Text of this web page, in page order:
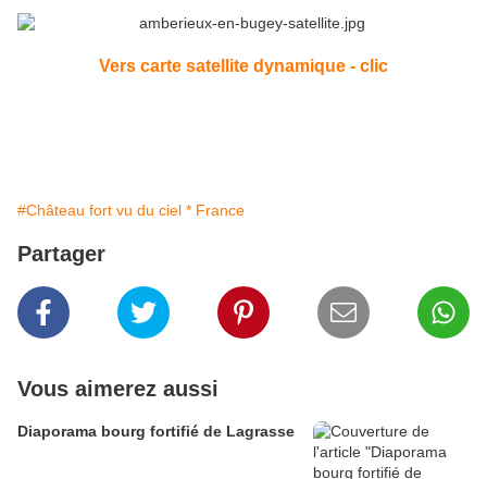
Vers carte satellite dynamique - clic
#Château fort vu du ciel * France
Partager
Vous aimerez aussi
Diaporama bourg fortifié de Lagrasse